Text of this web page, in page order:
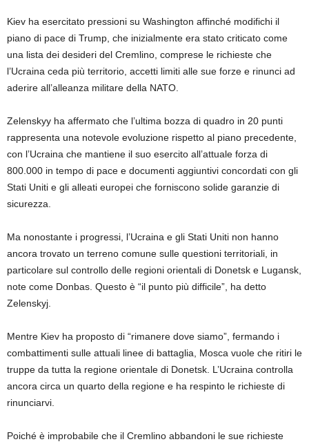
Kiev ha esercitato pressioni su Washington affinché modifichi il
piano di pace di Trump, che inizialmente era stato criticato come
una lista dei desideri del Cremlino, comprese le richieste che
l’Ucraina ceda più territorio, accetti limiti alle sue forze e rinunci ad
aderire all’alleanza militare della NATO.
Zelenskyy ha affermato che l’ultima bozza di quadro in 20 punti
rappresenta una notevole evoluzione rispetto al piano precedente,
con l’Ucraina che mantiene il suo esercito all’attuale forza di
800.000 in tempo di pace e documenti aggiuntivi concordati con gli
Stati Uniti e gli alleati europei che forniscono solide garanzie di
sicurezza.
Ma nonostante i progressi, l’Ucraina e gli Stati Uniti non hanno
ancora trovato un terreno comune sulle questioni territoriali, in
particolare sul controllo delle regioni orientali di Donetsk e Lugansk,
note come Donbas. Questo è “il punto più difficile”, ha detto
Zelenskyj.
Mentre Kiev ha proposto di “rimanere dove siamo”, fermando i
combattimenti sulle attuali linee di battaglia, Mosca vuole che ritiri le
truppe da tutta la regione orientale di Donetsk. L’Ucraina controlla
ancora circa un quarto della regione e ha respinto le richieste di
rinunciarvi.
Poiché è improbabile che il Cremlino abbandoni le sue richieste